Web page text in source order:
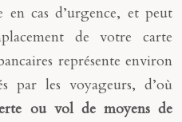
cas d’urgence, et peut
de votre carte
représente environ
par les voyageurs, d’où
ou vol de moyens de